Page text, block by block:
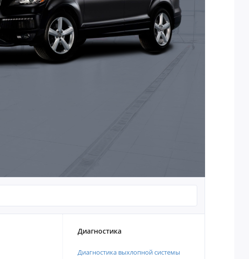
Диагностика
Диагностика выхлопной системы